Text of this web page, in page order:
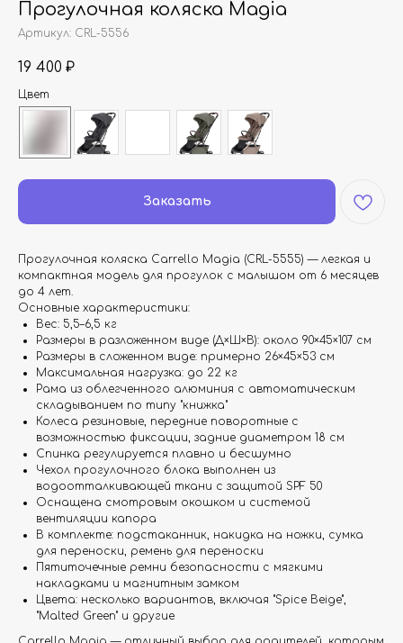
Прогулочная коляска Magia
Артикул: CRL-5556
19 400 ₽
Цвет
Заказать
Прогулочная коляска Carrello Magia (CRL-5555) — легкая и
компактная модель для прогулок с малышом от 6 месяцев
до 4 лет.
Основные характеристики:
Вес: 5,5–6,5 кг
Размеры в разложенном виде (Д×Ш×В): около 90×45×107 см
Размеры в сложенном виде: примерно 26×45×53 см
Максимальная нагрузка: до 22 кг
Рама из облегченного алюминия с автоматическим
складыванием по типу "книжка"
Колеса резиновые, передние поворотные с
возможностью фиксации, задние диаметром 18 см
Спинка регулируется плавно и бесшумно
Чехол прогулочного блока выполнен из
водоотталкивающей ткани с защитой SPF 50
Оснащена смотровым окошком и системой
вентиляции капора
В комплекте: подстаканник, накидка на ножки, сумка
для переноски, ремень для переноски
Пятиточечные ремни безопасности с мягкими
накладками и магнитным замком
Цвета: несколько вариантов, включая "Spice Beige",
"Malted Green" и другие